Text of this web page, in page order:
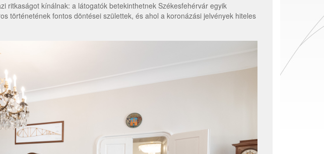
ritkaságot kínálnak: a látogatók betekinthetnek Székesfehérvár egyik
történetének fontos döntései születtek, és ahol a koronázási jelvények hiteles